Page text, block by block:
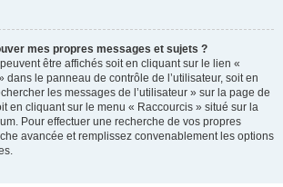
mes propres messages et sujets ?
être affichés soit en cliquant sur le lien «
dans le panneau de contrôle de l’utilisateur, soit en
les messages de l’utilisateur » sur la page de
en cliquant sur le menu « Raccourcis » situé sur la
Pour effectuer une recherche de vos propres
avancée et remplissez convenablement les options